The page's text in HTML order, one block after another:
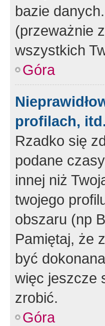
bazie
(przeważnie
wszystkich
Góra
profilach,
Rzadko się
podane
innej niż
twojego
obszaru (np
Pamiętaj, że
być
więc jeszcze
zrobić.
Góra